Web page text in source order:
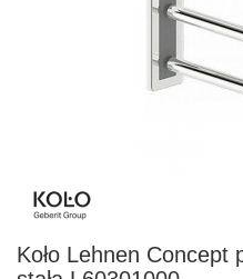
Koło Lehnen Concept